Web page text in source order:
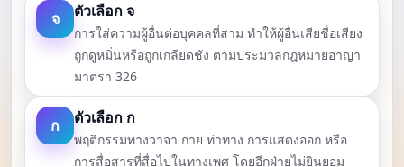
จ ตัวเลือก จ
การใส่ความผู้อื่นต่อบุคคลที่สาม ทำให้ผู้อื่นเสียชื่อเสียง
ถูกดูหมิ่นหรือถูกเกลียดชัง ตามประมวลกฎหมายอาญา
มาตรา 326
ก ตัวเลือก ก
พฤติกรรมทางวาจา กาย ท่าทาง การแสดงออก หรือ
การสื่อสารที่สื่อไปในทางเพศ โดยอีกฝ่ายไม่ยินยอม